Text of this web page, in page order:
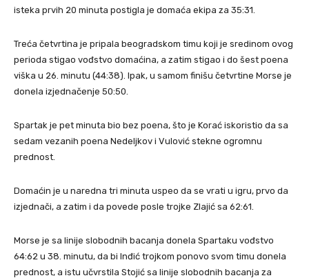
isteka prvih 20 minuta postigla je domaća ekipa za 35:31.
Treća četvrtina je pripala beogradskom timu koji je sredinom ovog
perioda stigao vođstvo domaćina, a zatim stigao i do šest poena
viška u 26. minutu (44:38). Ipak, u samom finišu četvrtine Morse je
donela izjednačenje 50:50.
Spartak je pet minuta bio bez poena, što je Korać iskoristio da sa
sedam vezanih poena Nedeljkov i Vulović stekne ogromnu
prednost.
Domaćin je u naredna tri minuta uspeo da se vrati u igru, prvo da
izjednači, a zatim i da povede posle trojke Zlajić sa 62:61.
Morse je sa linije slobodnih bacanja donela Spartaku vođstvo
64:62 u 38. minutu, da bi Inđić trojkom ponovo svom timu donela
prednost, a istu učvrstila Stojić sa linije slobodnih bacanja za